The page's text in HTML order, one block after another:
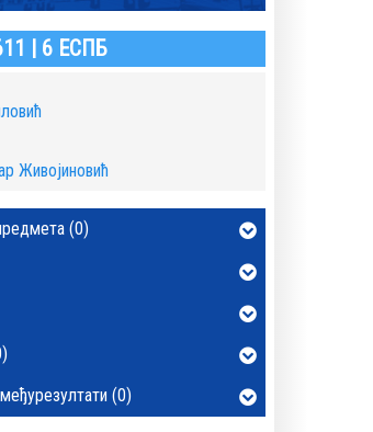
| 6 ЕСПБ
Живојиновић
(0)
(0)